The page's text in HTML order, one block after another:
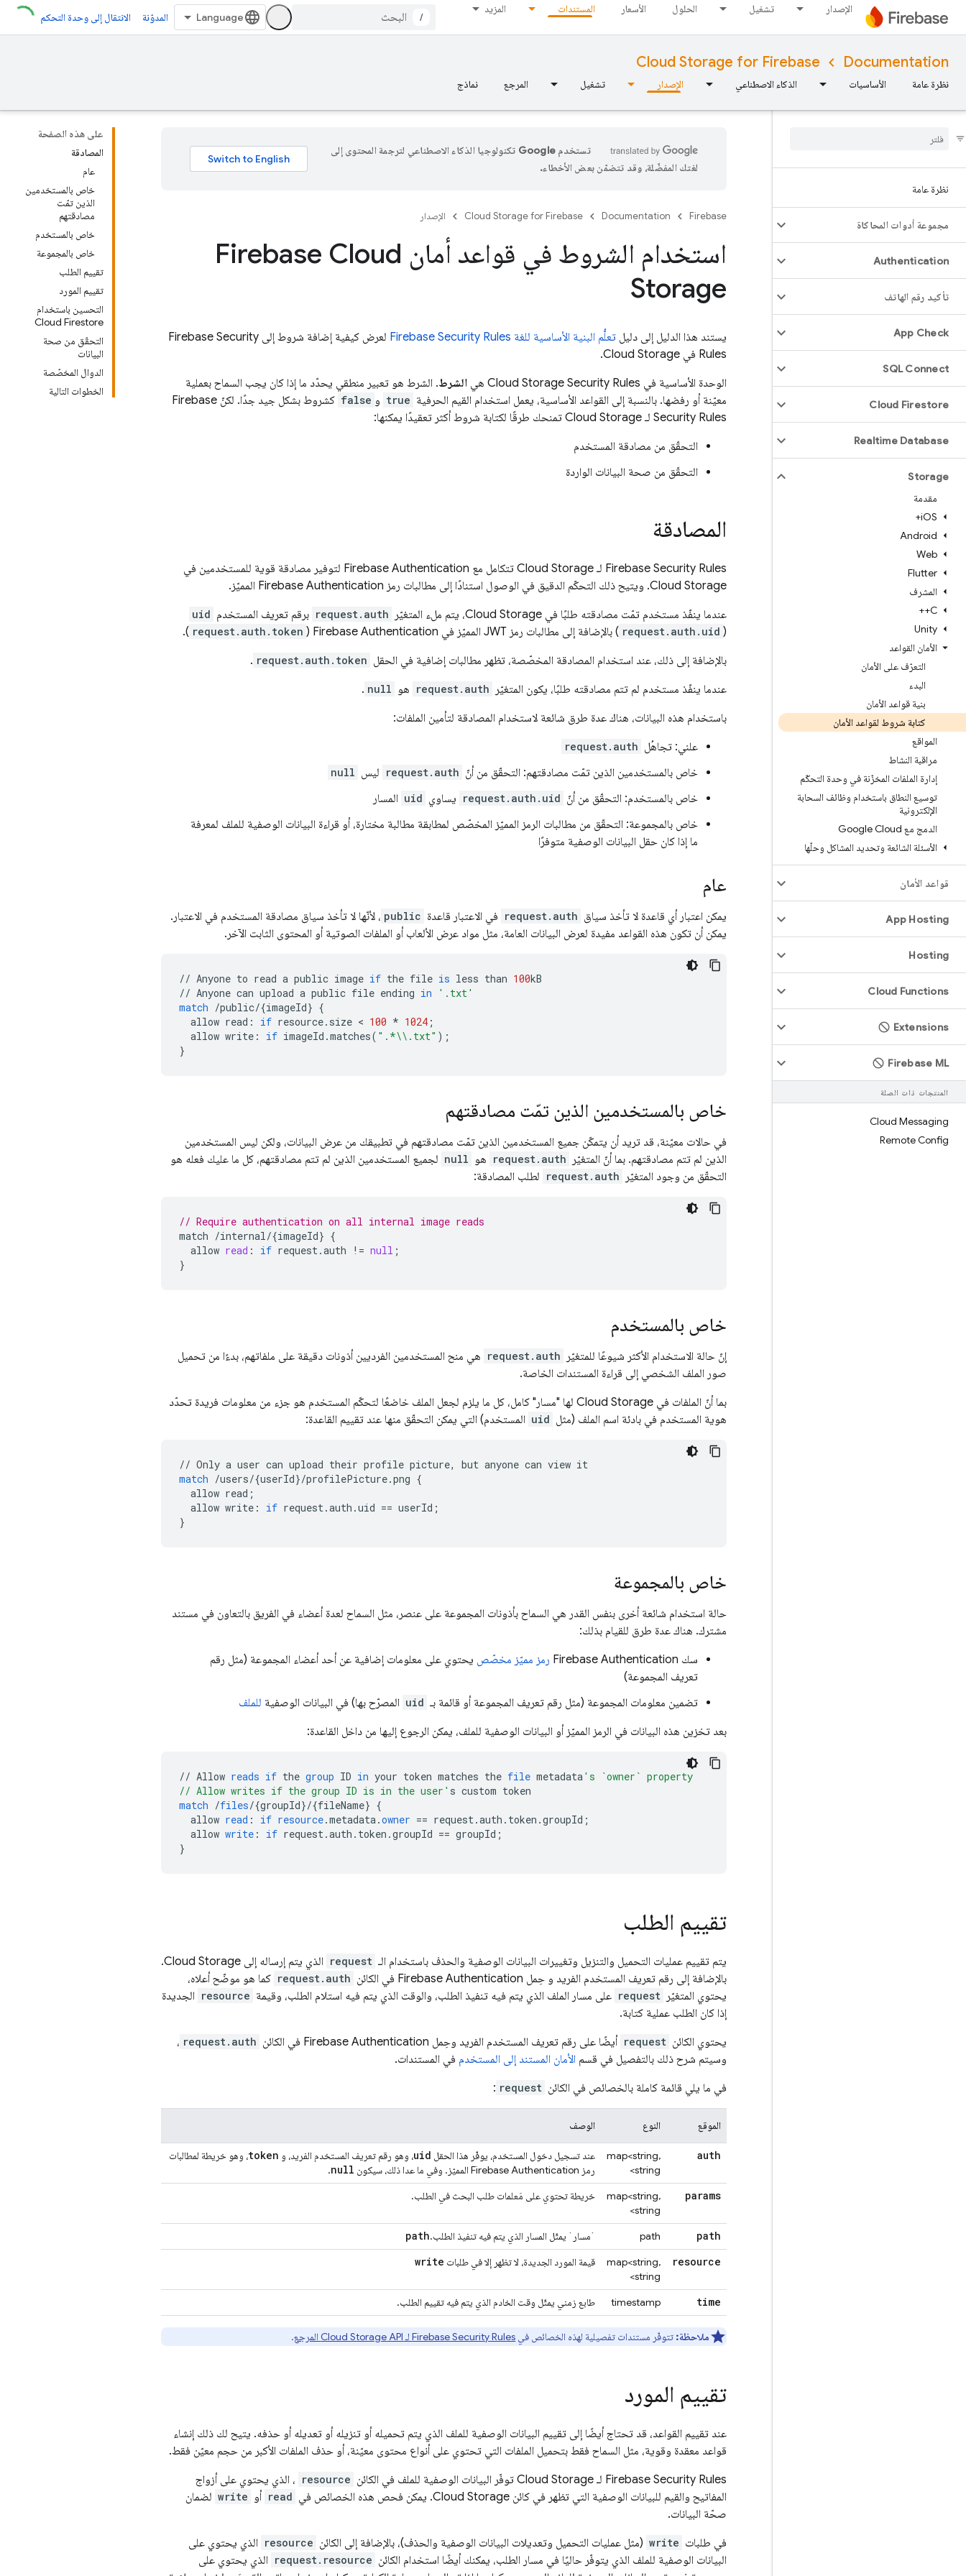
الإصدار تشغيل الحلول الأسعار المستندات المزيد
/ المدوّنة الانتقال إلى وحدة التحكم
Documentation
Cloud Storage for Firebase
نظرة عامة الأساسيات الذكاء الاصطناعي الإصدار تشغيل المرجع نماذج
نظرة عامة
مجموعة أدوات المحاكاة
Authentication
تأكيد رقم الهاتف
App Check
SQL Connect
Cloud Firestore
Realtime Database
Storage
مقدمة
iOS+
Android
Web
Flutter
المشرف
C++
Unity
الأمان القواعد
التعرّف على الأمان
البدء
بنية قواعد الأمان
كتابة شروط لقواعد الأمان
المواقع
مراقبة النشاط
إدارة الملفات المخزّنة في وحدة التحكّم
توسيع النطاق باستخدام وظائف السحابة
الإلكترونية
الدمج مع Google Cloud
الأسئلة الشائعة وتحديد المشاكل وحلّها
قواعد الأمان
App Hosting
Hosting
Cloud Functions
Extensions
Firebase ML
المنتجات ذات الصلة
Cloud Messaging
Remote Config
على هذه الصفحة
المصادقة
عام
خاص بالمستخدمين
الذين تمّت
مصادقتهم
خاص بالمستخدم
خاص بالمجموعة
تقييم الطلب
تقييم المورد
التحسين باستخدام
Cloud Firestore
التحقّق من صحة
البيانات
الدوال المخصّصة
الخطوات التالية
تستخدم Google تكنولوجيا الذكاء الاصطناعي لترجمة المحتوى إلى
لغتك المفضّلة، وقد تتضمّن بعض الأخطاء.
Firebase
Documentation
Cloud Storage for Firebase الإصدار
استخدام الشروط في قواعد أمان Firebase Cloud
Storage
يستند هذا الدليل إلى دليل تعلُّم البنية الأساسية للغة Firebase Security Rules لعرض كيفية إضافة شروط إلى Firebase Security
Rules في Cloud Storage
.
الوحدة الأساسية في
Cloud Storage Security Rules هي الشرط. الشرط هو تعبير منطقي يحدّد ما إذا كان يجب السماح بعملية
معيّنة أو رفضها. بالنسبة إلى القواعد الأساسية، يعمل استخدام القيم الحرفية true و false كشروط بشكل جيد جدًا. لكنّ Firebase
Security Rules لـ Cloud Storage تمنحك طرقًا لكتابة شروط أكثر تعقيدًا يمكنها:
التحقّق من مصادقة المستخدم
التحقّق من صحة البيانات الواردة
المصادقة
Firebase Security Rules لـ Cloud Storage تتكامل مع Firebase Authentication لتوفير مصادقة قوية للمستخدمين في
Cloud Storage. ويتيح ذلك التحكّم الدقيق في الوصول استنادًا إلى مطالبات رمز Firebase Authentication المميّز.
عندما ينفّذ مستخدم تمّت مصادقته طلبًا في Cloud Storage، يتم ملء المتغيّر request.auth برقم تعريف المستخدم uid
(
request.auth.uid ) بالإضافة إلى مطالبات رمز JWT المميّز في Firebase Authentication
(
request.auth.token
).
بالإضافة إلى ذلك، عند استخدام المصادقة المخصّصة، تظهر مطالبات إضافية في الحقل request.auth.token
.
عندما ينفّذ مستخدم لم تتم مصادقته طلبًا، يكون المتغيّر
request.auth هو null
.
باستخدام هذه البيانات، هناك عدة طرق شائعة لاستخدام المصادقة لتأمين الملفات:
علني: تجاهُل request.auth
خاص بالمستخدمين الذين تمّت مصادقتهم: التحقّق من أنّ request.auth ليس null
خاص بالمستخدم: التحقّق من أنّ request.auth.uid يساوي uid المسار
خاص بالمجموعة: التحقّق من مطالبات الرمز المميّز المخصّص لمطابقة مطالبة مختارة، أو قراءة البيانات الوصفية للملف لمعرفة
ما إذا كان حقل البيانات الوصفية متوفرًا
عام
يمكن اعتبار أي قاعدة لا تأخذ سياق request.auth في الاعتبار قاعدة public ، لأنّها لا تأخذ سياق مصادقة المستخدم في الاعتبار.
يمكن أن تكون هذه القواعد مفيدة لعرض البيانات العامة، مثل مواد عرض الألعاب أو الملفات الصوتية أو المحتوى الثابت الآخر.
// Anyone to read a public image if the file is less than 100kB
// Anyone can upload a public file ending in
'.txt'
match /public/{imageId} {
allow read : if resource. size < 100 * 1024 ;
allow write : if imageId .matches( ".*\\ .txt" );
}
خاص بالمستخدمين الذين تمّت مصادقتهم
في حالات معيّنة، قد تريد أن يتمكّن جميع المستخدمين الذين تمّت مصادقتهم في تطبيقك من عرض البيانات، ولكن ليس المستخدمين
الذين لم تتم مصادقتهم. بما أنّ المتغيّر
request.auth هو null لجميع المستخدمين الذين لم تتم مصادقتهم، كل ما عليك فعله هو
التحقّق من وجود المتغيّر
request.auth لطلب المصادقة:
// Require authentication on all internal image reads
match /internal/{imageId} {
allow read : if request.auth ! = null ;
}
خاص بالمستخدم
إنّ حالة الاستخدام الأكثر شيوعًا للمتغيّر request.auth هي منح المستخدمين الفرديين أذونات دقيقة على ملفاتهم، بدءًا من تحميل
صور الملف الشخصي إلى قراءة المستندات الخاصة.
بما أنّ الملفات في Cloud Storage لها "مسار" كامل، كل ما يلزم لجعل الملف خاضعًا لتحكّم المستخدم هو جزء من معلومات فريدة تحدّد
هوية المستخدم في بادئة اسم الملف (مثل uid المستخدم) التي يمكن التحقّق منها عند تقييم القاعدة:
// Only a user can upload their profile picture, but anyone can view it
match /users/{userId}/profilePicture.png {
allow read ;
allow write : if request.auth .uid == userId ;
}
خاص بالمجموعة
حالة استخدام شائعة أخرى بنفس القدر هي السماح بأذونات المجموعة على عنصر، مثل السماح لعدة أعضاء في الفريق بالتعاون في مستند
مشترك. هناك عدة طرق للقيام بذلك:
سك Firebase Authentication رمز مميّز مخصّص يحتوي على معلومات إضافية عن أحد أعضاء المجموعة (مثل رقم
تعريف المجموعة)
تضمين معلومات المجموعة (مثل رقم تعريف المجموعة أو قائمة بـ uid المصرّح بها) في البيانات الوصفية للملف
بعد تخزين هذه البيانات في الرمز المميّز أو البيانات الوصفية للملف، يمكن الرجوع إليها من داخل القاعدة:
// Allow reads if the group ID in your token matches the file metadata's `owner` property
// Allow writes if the group ID is in the user' s custom token
match /files/{groupId}/{fileName} {
allow read : if resource.metadata.owner == request.auth . token .groupId ;
allow write : if request.auth . token .groupId == groupId ;
}
تقييم الطلب
يتم تقييم عمليات التحميل والتنزيل وتغييرات البيانات الوصفية والحذف باستخدام الـ request الذي يتم إرساله إلى Cloud Storage
.
بالإضافة إلى رقم تعريف المستخدم الفريد و حِمل Firebase Authentication في الكائن request.auth كما هو موضّح أعلاه،
يحتوي المتغيّر request على مسار الملف الذي يتم فيه تنفيذ الطلب، والوقت الذي يتم فيه استلام الطلب، وقيمة resource الجديدة
إذا كان الطلب عملية كتابة.
يحتوي الكائن request أيضًا على رقم تعريف المستخدم الفريد وحِمل Firebase Authentication في الكائن request.auth ،
وسيتم شرح ذلك بالتفصيل في قسم الأمان المستند إلى المستخدم في المستندات.
في ما يلي قائمة كاملة بالخصائص في الكائن request
:
الموقع النوع الوصف
auth
map<string,
string>
عند تسجيل دخول المستخدم، يوفّر هذا الحقل uid، وهو رقم تعريف المستخدم الفريد، و token، وهو خريطة لمطالبات
رمز Firebase Authentication المميّز. وفي ما عدا ذلك، سيكون null
.
params
map<string,
string>
خريطة تحتوي على مَعلمات طلب البحث في الطلب.
path
path `مسار` يمثّل المسار الذي يتم فيه تنفيذ الطلب.path
resource
map<string,
string>
قيمة المورد الجديدة، لا تظهر إلا في طلبات write
time
timestamp طابع زمني يمثّل وقت الخادم الذي يتم فيه تقييم الطلب.
ملاحظة: تتوفّر مستندات تفصيلية لهذه الخصائص في Firebase Security Rulesلـ Cloud StorageAPI المرجع .
تقييم المورد
عند تقييم القواعد، قد تحتاج أيضًا إلى تقييم البيانات الوصفية للملف الذي يتم تحميله أو تنزيله أو تعديله أو حذفه. يتيح لك ذلك إنشاء
قواعد معقدة وقوية، مثل السماح فقط بتحميل الملفات التي تحتوي على أنواع محتوى معيّنة، أو حذف الملفات الأكبر من حجم معيّن فقط.
Firebase Security Rules لـ Cloud Storage توفّر البيانات الوصفية للملف في الكائن resource ، الذي يحتوي على أزواج
المفاتيح والقيم للبيانات الوصفية التي تظهر في كائن Cloud Storage. يمكن فحص هذه الخصائص في read أو write لضمان
صحّة البيانات.
في طلبات write (مثل عمليات التحميل وتعديلات البيانات الوصفية والحذف)، بالإضافة إلى الكائن resource الذي يحتوي على
البيانات الوصفية للملف الذي يتوفّر حاليًا في مسار الطلب، يمكنك أيضًا استخدام الكائن request.resource الذي يحتوي على